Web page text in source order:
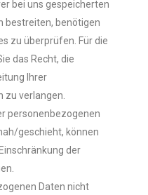
bei uns gespeicherten
bestreiten, benötigen
zu überprüfen. Für die
das Recht, die
Ihrer
zu verlangen.
personenbezogenen
geschieht, können
der
Daten nicht